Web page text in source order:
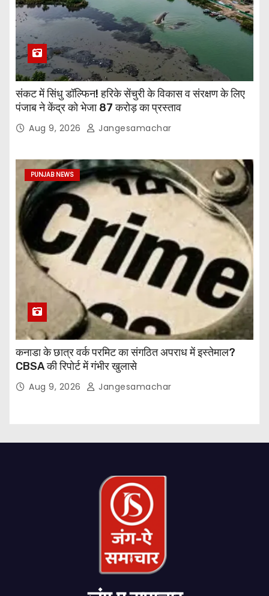
संकट में सिंधु डॉल्फिन! हरिके सेंचुरी के विकास व संरक्षण के लिए
पंजाब ने केंद्र को भेजा 87 करोड़ का प्रस्ताव
Aug 9, 2026 Jangesamachar
PUNJAB NEWS
कनाडा के छात्र वर्क परमिट का संगठित अपराध में इस्तेमाल?
CBSA की रिपोर्ट में गंभीर खुलासे
Aug 9, 2026 Jangesamachar